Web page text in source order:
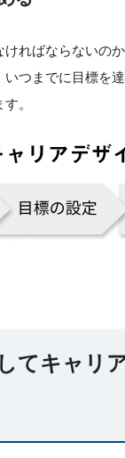
ればならないの
つまでに目標を
。
てキャリ